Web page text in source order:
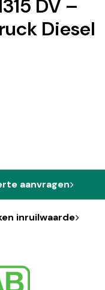
DV –
Diesel
aanvragen
inruilwaarde